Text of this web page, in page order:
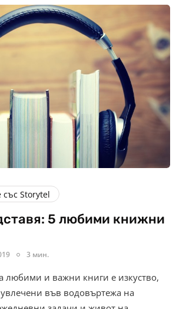
със Storytel
5 любими книжни
3 мин.
любими и важни книги е изкуство,
във водовъртежа на